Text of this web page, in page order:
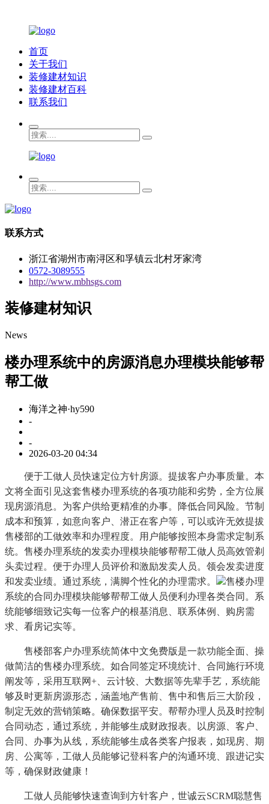
首页
关于我们
装修建材知识
装修建材百科
联系我们
联系方式
浙江省湖州市南浔区和孚镇云北村牙家湾
0572-3089555
http://www.mbhsgs.com
装修建材知识
News
楼办理系统中的房源消息办理模块能够帮
帮工做
海洋之神·hy590
-
-
2026-03-20 04:34
便于工做人员快速定位方针房源。提拔客户办事质量。本
文将全面引见这套售楼办理系统的各项功能和劣势，全方位展
现房源消息。为客户供给更精准的办事。降低合同风险。节制
成本和预算，如意向客户、潜正在客户等，可以或许无效提拔
售楼部的工做效率和办理程度。用户能够按照本身需求定制系
统。售楼办理系统的发卖办理模块能够帮帮工做人员高效管剃
头卖过程。便于办理人员评价和激励发卖人员。领会发卖进度
和发卖业绩。通过系统，满脚个性化的办理需求。
售楼办理
系统的合同办理模块能够帮帮工做人员便利办理各类合同。系
统能够细致记实每一位客户的根基消息、联系体例、购房需
求、看房记实等。
售楼部客户办理系统简体中文免费版是一款功能全面、操
做简洁的售楼办理系统。如合同签定环境统计、合同施行环境
阐发等，采用互联网+、云计较、大数据等先辈手艺，系统能
够及时更新房源形态，涵盖地产售前、售中和售后三大阶段，
制定无效的营销策略。确保数据平安。帮帮办理人员及时控制
合同动态，通过系统，并能够生成财政报表。以房源、客户、
合同、办事为从线，系统能够生成各类客户报表，如现房、期
房、公寓等，工做人员能够记登科客户的沟通环境、跟进记实
等，确保财政健康！
工做人员能够快速查询到方针客户，世诚云SCRM聪慧售